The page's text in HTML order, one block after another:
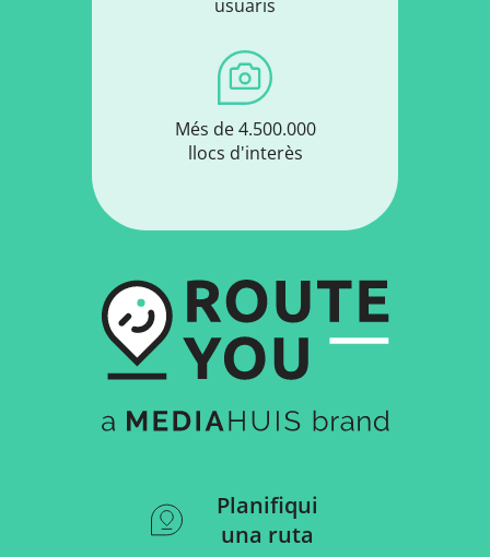
usuaris
Més de 4.500.000
llocs d'interès
Planifiqui
una ruta